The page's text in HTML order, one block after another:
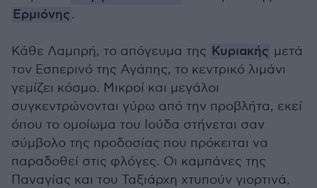
Ερμιόνης.
Κάθε Λαμπρή, το απόγευμα της Κυριακής μετά
τον Εσπερινό της Αγάπης, το κεντρικό λιμάνι
γεμίζει κόσμο. Μικροί και μεγάλοι
συγκεντρώνονται γύρω από την προβλήτα, εκεί
όπου το ομοίωμα του Ιούδα στήνεται σαν
σύμβολο της προδοσίας που πρόκειται να
παραδοθεί στις φλόγες. Οι καμπάνες της
Παναγίας και του Ταξιάρχη χτυπούν γιορτινά,